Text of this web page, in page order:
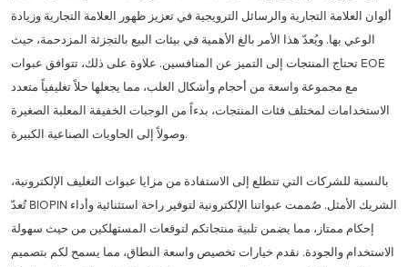
ألوان العلامة التجارية والرسائل الترويجية في تعزيز ظهور العلامة التجارية وزيادة
الوعي بها. ويُعدّ هذا الأمر بالغ الأهمية في بيئات البيع بالتجزئة المزدحمة، حيث
تحتاج المنتجات إلى التميز عن المنافسين. علاوة على ذلك، تتوافق عبوات EOE
مع مجموعة واسعة من أحجام وأشكال العلب، مما يجعلها حلاً تغليفياً متعدد
الاستخدامات لمختلف فئات المنتجات، بدءاً من الوجبات الخفيفة المعلبة الصغيرة
وصولاً إلى الحاويات الصناعية الكبيرة.
بالنسبة للشركات التي تتطلع إلى الاستفادة من مزايا عبوات التغليف الإلكترونية،
تُعدّ BIOPIN الشريك الأمثل. صُممت عبواتنا الإلكترونية لتوفير راحة استثنائية وأداء
إحكام ممتاز، مما يضمن تلبية منتجاتكم لتوقعات المستهلكين من حيث سهولة
الاستخدام والجودة. نقدم خيارات تخصيص واسعة النطاق، مما يسمح لكم بتصميم